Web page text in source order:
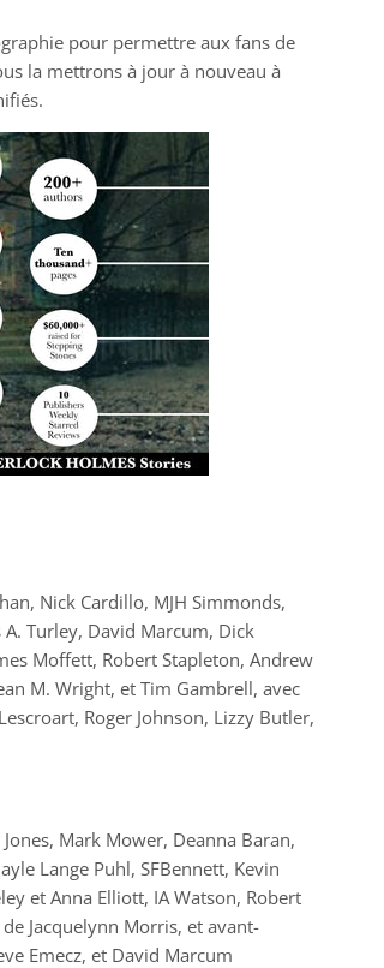
pour permettre aux fans de
la mettrons à jour à nouveau à
Nick Cardillo, MJH Simmonds,
Turley, David Marcum, Dick
Moffett, Robert Stapleton, Andrew
M. Wright, et Tim Gambrell, avec
Roger Johnson, Lizzy Butler,
Mark Mower, Deanna Baran,
Lange Puhl, SFBennett, Kevin
et Anna Elliott, IA Watson, Robert
Jacquelynn Morris, et avant-
Emecz, et David Marcum